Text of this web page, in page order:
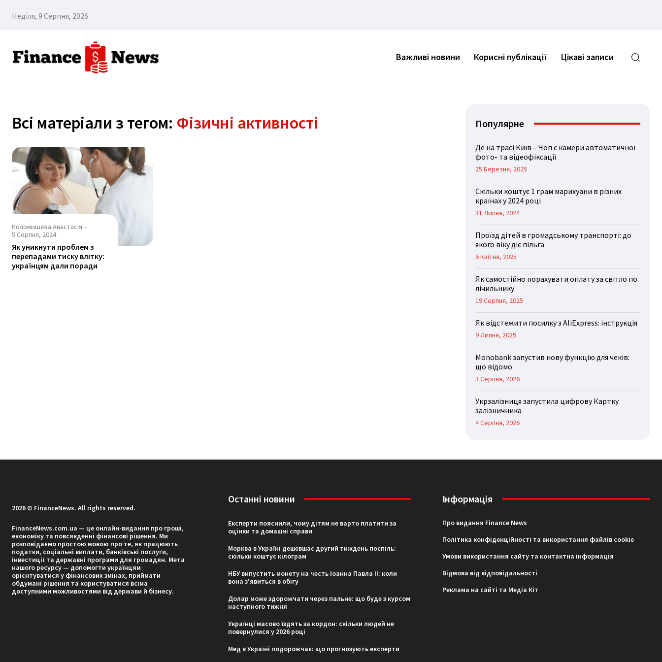
Неділя, 9 Серпня, 2026
Важливі новини Корисні публікації Цікаві записи
Всі матеріали з тегом: Фізичні активності
Коломишева Анастасія -
5 Серпня, 2024
Як уникнути проблем з
перепадами тиску влітку:
українцям дали поради
Популярне
Де на трасі Київ – Чоп є камери автоматичної
фото- та відеофіксації
25 Березня, 2025
Скільки коштує 1 грам марихуани в різних
країнах у 2024 році
31 Липня, 2024
Проїзд дітей в громадському транспорті: до
якого віку діє пільга
6 Квітня, 2025
Як самостійно порахувати оплату за світло по
лічильнику
19 Серпня, 2025
Як відстежити посилку з AliExpress: інструкція
9 Липня, 2025
Monobank запустив нову функцію для чеків:
що відомо
3 Серпня, 2026
Укрзалізниця запустила цифрову Картку
залізничника
4 Серпня, 2026
2026 © FinanceNews. All rights reserved.
FinanceNews.com.ua — це онлайн-видання про гроші,
економіку та повсякденні фінансові рішення. Ми
розповідаємо простою мовою про те, як працюють
податки, соціальні виплати, банківські послуги,
інвестиції та державні програми для громадян. Мета
нашого ресурсу — допомогти українцям
орієнтуватися у фінансових змінах, приймати
обдумані рішення та користуватися всіма
доступними можливостями від держави й бізнесу.
Останні новини
Експерти пояснили, чому дітям не варто платити за
оцінки та домашні справи
Морква в Україні дешевшає другий тиждень поспіль:
скільки коштує кілограм
НБУ випустить монету на честь Іоанна Павла II: коли
вона з'явиться в обігу
Долар може здорожчати через пальне: що буде з курсом
наступного тижня
Українці масово їздять за кордон: скільки людей не
повернулися у 2026 році
Мед в Україні подорожчає: що прогнозують експерти
Інформація
Про видання Finance News
Політика конфіденційності та використання файлів cookie
Умови використання сайту та контактна інформація
Відмова від відповідальності
Реклама на сайті та Медіа Кіт